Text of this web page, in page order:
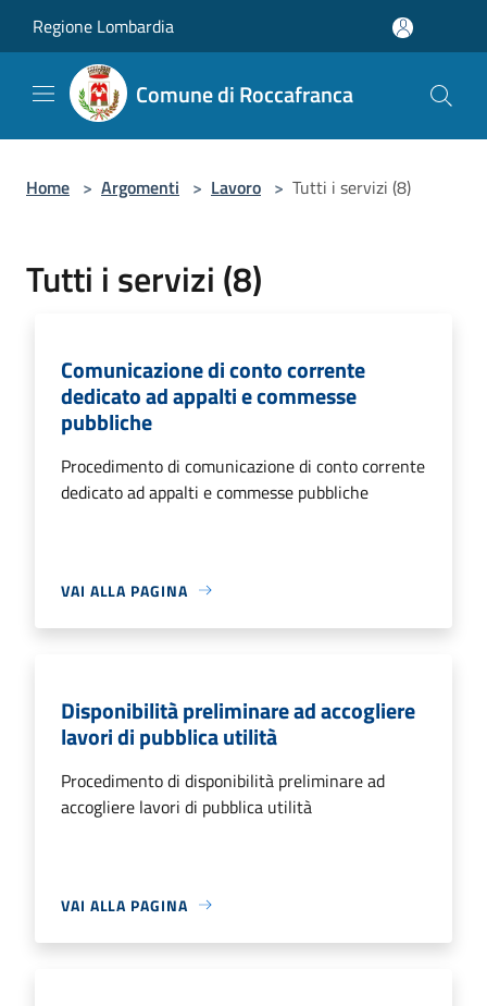
Regione Lombardia
Comune di Roccafranca
Home > Argomenti > Lavoro > Tutti i servizi (8)
Tutti i servizi (8)
Comunicazione di conto corrente
dedicato ad appalti e commesse
pubbliche
Procedimento di comunicazione di conto corrente
dedicato ad appalti e commesse pubbliche
VAI ALLA PAGINA
Disponibilità preliminare ad accogliere
lavori di pubblica utilità
Procedimento di disponibilità preliminare ad
accogliere lavori di pubblica utilità
VAI ALLA PAGINA